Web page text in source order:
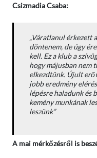
Csizmadia Csaba:
„Váratlanul érkezett
döntenem, de úgy
kell. Ez a klub a
hogy májusban nem
elkezdtünk. Újult
jobb eredmény
lépésre haladunk és
kemény munkának
leszünk”
A mai mérkőzésről is